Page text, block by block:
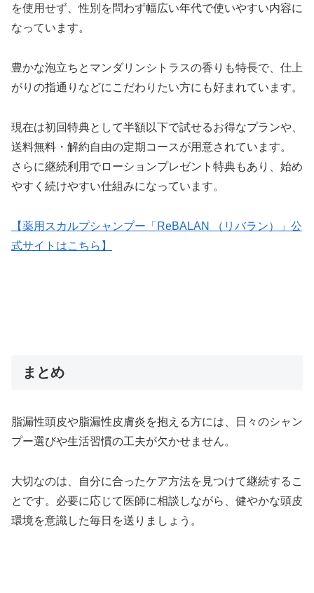
を使用せず、性別を問わず幅広い年代で使いやすい内容に
なっています。
豊かな泡立ちとマンダリンシトラスの香りも特長で、仕上
がりの指通りなどにこだわりたい方にも好まれています。
現在は初回特典として半額以下で試せるお得なプランや、
送料無料・解約自由の定期コースが用意されています。
さらに継続利用でローションプレゼント特典もあり、始め
やすく続けやすい仕組みになっています。
【薬用スカルプシャンプー「ReBALAN （リバラン）」公
式サイトはこちら】
まとめ
脂漏性頭皮や脂漏性皮膚炎を抱える方には、日々のシャン
プー選びや生活習慣の工夫が欠かせません。
大切なのは、自分に合ったケア方法を見つけて継続するこ
とです。必要に応じて医師に相談しながら、健やかな頭皮
環境を意識した毎日を送りましょう。